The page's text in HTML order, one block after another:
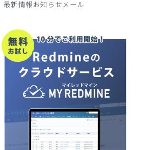
最新情報お知らせメール